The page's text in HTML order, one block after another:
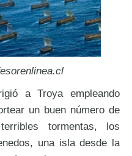
a Troya empleando
un buen número de
tormentas, los
una isla desde la